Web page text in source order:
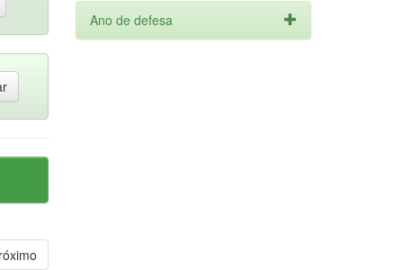
Ano de defesa